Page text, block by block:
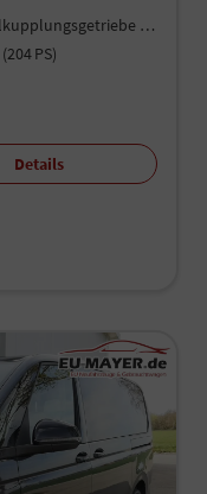
Doppelkupplungsgetriebe (DSG)
PS)
Details